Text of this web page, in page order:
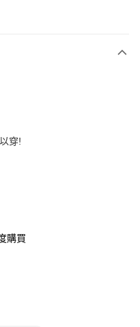
費
費
費
費
穿!
購買